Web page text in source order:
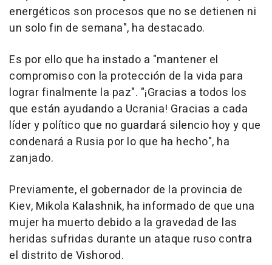
energéticos son procesos que no se detienen ni
un solo fin de semana", ha destacado.
Es por ello que ha instado a "mantener el
compromiso con la protección de la vida para
lograr finalmente la paz". "¡Gracias a todos los
que están ayudando a Ucrania! Gracias a cada
líder y político que no guardará silencio hoy y que
condenará a Rusia por lo que ha hecho", ha
zanjado.
Previamente, el gobernador de la provincia de
Kiev, Mikola Kalashnik, ha informado de que una
mujer ha muerto debido a la gravedad de las
heridas sufridas durante un ataque ruso contra
el distrito de Vishorod.